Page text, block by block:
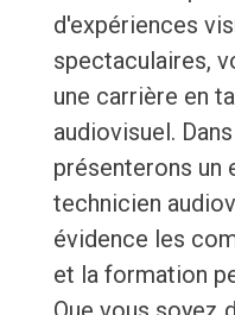
d'expériences
spectaculaires,
une carrière en
audiovisuel.
présenterons un
technicien
évidence les
et la formation